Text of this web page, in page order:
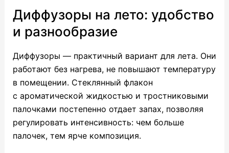
Диффузоры на лето: удобство
и разнообразие
Диффузоры — практичный вариант для лета. Они
работают без нагрева, не повышают температуру
в помещении. Стеклянный флакон
с ароматической жидкостью и тростниковыми
палочками постепенно отдает запах, позволяя
регулировать интенсивность: чем больше
палочек, тем ярче композиция.